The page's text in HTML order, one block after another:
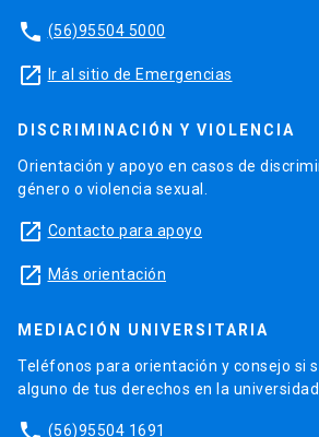
phone (56)95504 5000
launch Ir al sitio de Emergencias
DISCRIMINACIÓN Y VIOLENCIA
Orientación y apoyo en casos de
género o violencia sexual.
launch Contacto para apoyo
launch Más orientación
MEDIACIÓN UNIVERSITARIA
Teléfonos para orientación y consejo si
alguno de tus derechos en la
(56)95504 1691